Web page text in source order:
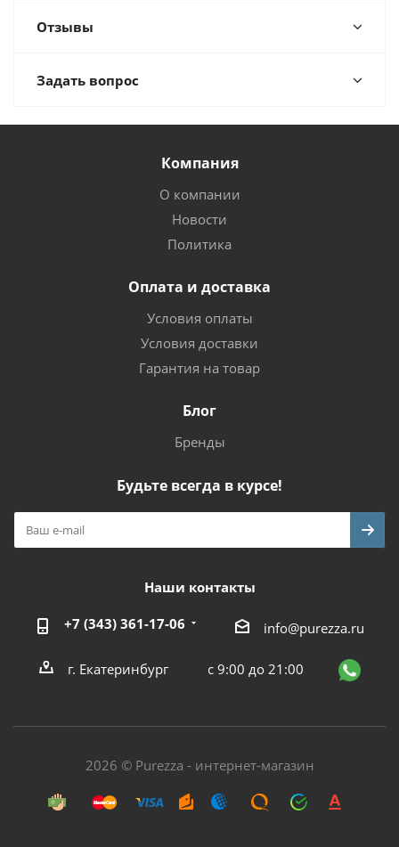
Отзывы
Задать вопрос
Компания
О компании
Новости
Политика
Оплата и доставка
Условия оплаты
Условия доставки
Гарантия на товар
Блог
Бренды
Будьте всегда в курсе!
Наши контакты
+7 (343) 361-17-06 info@purezza.ru
г. Екатеринбург с 9:00 до 21:00
2026 © Purezza - интернет-магазин